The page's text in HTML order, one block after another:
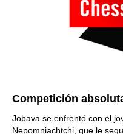
Competición
Jobava se enfrentó con el
Nepomniachtchi, que le